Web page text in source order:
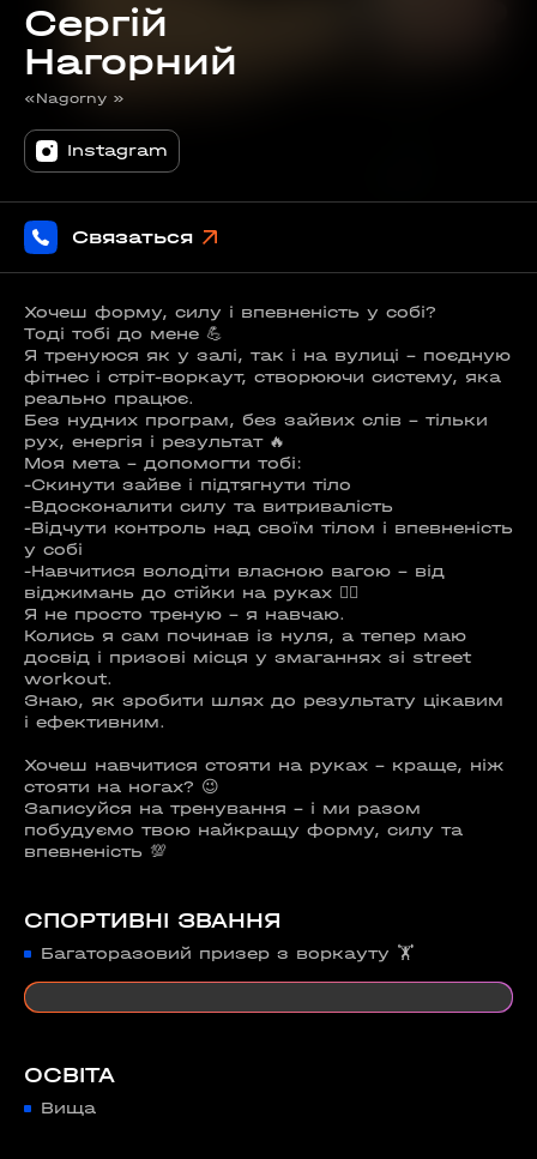
Сергій
Нагорний
«Nagorny »
Instagram
Связаться
Хочеш форму, силу і впевненість у собі?
Тоді тобі до мене 💪
Я тренуюся як у залі, так і на вулиці - поєдную
фітнес і стріт-воркаут, створюючи систему, яка
реально працює.
Без нудних програм, без зайвих слів - тільки
рух, енергія і результат 🔥
Моя мета - допомогти тобі:
-Скинути зайве і підтягнути тіло
-Вдосконалити силу та витривалість
-Відчути контроль над своїм тілом і впевненість
у собі
-Навчитися володіти власною вагою - від
віджимань до стійки на руках 🧘‍♂️
Я не просто треную - я навчаю.
Колись я сам починав із нуля, а тепер маю
досвід і призові місця у змаганнях зі street
workout.
Знаю, як зробити шлях до результату цікавим
і ефективним.
Хочеш навчитися стояти на руках - краще, ніж
стояти на ногах? 😉
Записуйся на тренування - і ми разом
побудуємо твою найкращу форму, силу та
впевненість 💯
СПОРТИВНІ ЗВАННЯ
Багаторазовий призер з воркауту 🏋️
ОСВІТА
Вища